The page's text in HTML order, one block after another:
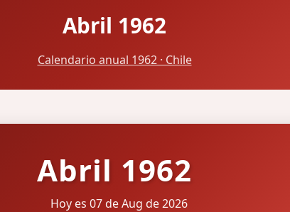
Abril 1962
Calendario anual 1962 · Chile
Abril 1962
Hoy es 07 de Aug de 2026